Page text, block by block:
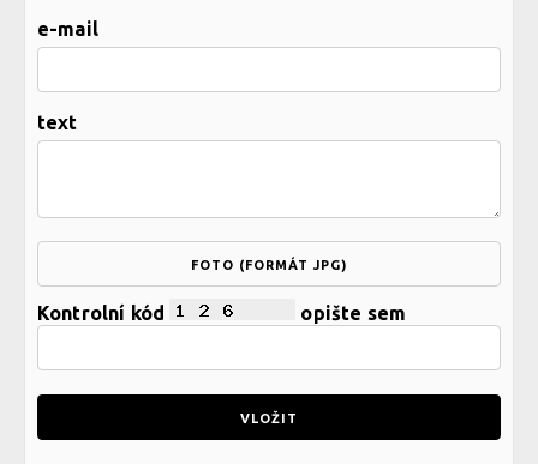
e-mail
text
FOTO (FORMÁT JPG)
Kontrolní kód opište sem